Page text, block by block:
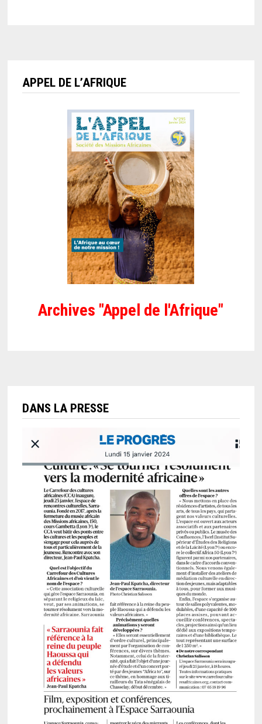
APPEL DE L’AFRIQUE
Archives "Appel de l'Afrique"
DANS LA PRESSE